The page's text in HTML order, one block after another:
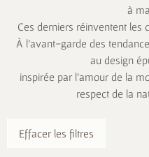
à
Ces derniers réinventent les
À l’avant-garde des
au design
inspirée par l’amour de la
respect de la
Effacer les filtres